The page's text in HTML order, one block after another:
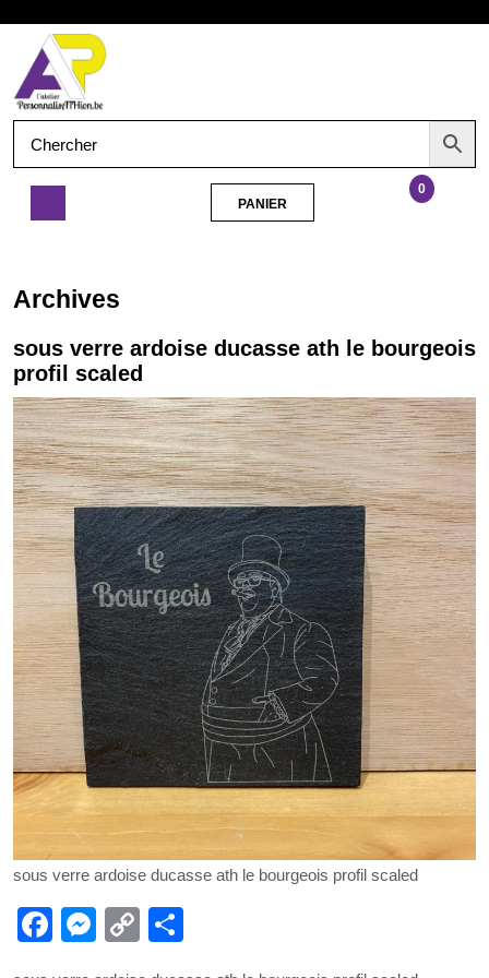
contenu
Ouvrir
le
menu
ducasse
le
bourgeois
profil
scaled
0
PANIER
Archives
sous verre ardoise ducasse ath le bourgeois
profil scaled
sous verre ardoise ducasse ath le bourgeois profil scaled
F
M
C